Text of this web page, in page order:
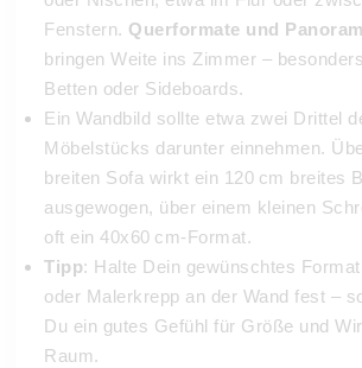
Fenstern. Querformate und
bringen Weite ins Zimmer –
Betten oder Sideboards.
Ein Wandbild sollte etwa zwei Drittel
Möbelstücks darunter einnehmen.
breiten Sofa wirkt ein 120 cm breites
ausgewogen, über einem kleinen
oft ein 40x60 cm-Format.
Tipp: Halte Dein gewünschtes
oder Malerkrepp an der Wand fest –
Du ein gutes Gefühl für Größe und
Raum.